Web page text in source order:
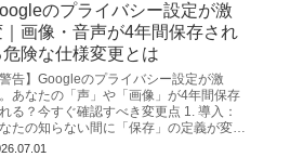
のプライバシー設定が激
｜画像・音声が4年間保存され
危険な仕様変更とは
警告】Googleのプライバシー設定が激
あなたの「声」や「画像」が4年間保存
る？今すぐ確認すべき変更点 1. 導入：
たの知らない間に「保存」の定義が変わ
ITジャーナリスト、そしてプライバシ